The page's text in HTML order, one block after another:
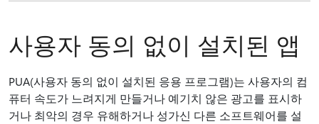
사용자 동의 없이 설치된 앱
PUA(사용자 동의 없이 설치된 응용 프로그램)는 사용자의 컴
퓨터 속도가 느려지게 만들거나 예기치 않은 광고를 표시하
거나 최악의 경우 유해하거나 성가신 다른 소프트웨어를 설